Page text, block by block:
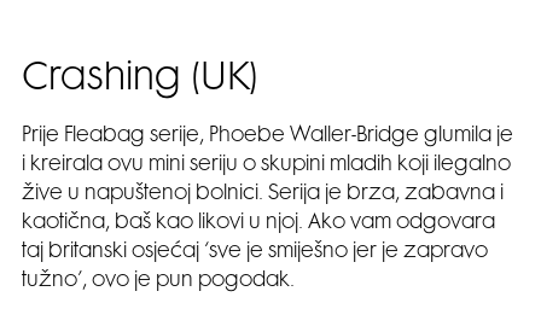
Crashing (UK)
Prije Fleabag serije, Phoebe Waller-Bridge glumila je
i kreirala ovu mini seriju o skupini mladih koji ilegalno
žive u napuštenoj bolnici. Serija je brza, zabavna i
kaotična, baš kao likovi u njoj. Ako vam odgovara
taj britanski osjećaj ‘sve je smiješno jer je zapravo
tužno’, ovo je pun pogodak.